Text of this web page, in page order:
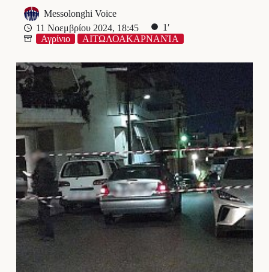
Messolonghi Voice
11 Νοεμβρίου 2024, 18:45
1′
Αγρίνιο
ΑΙΤΩΛΟΑΚΑΡΝΑΝΊΑ